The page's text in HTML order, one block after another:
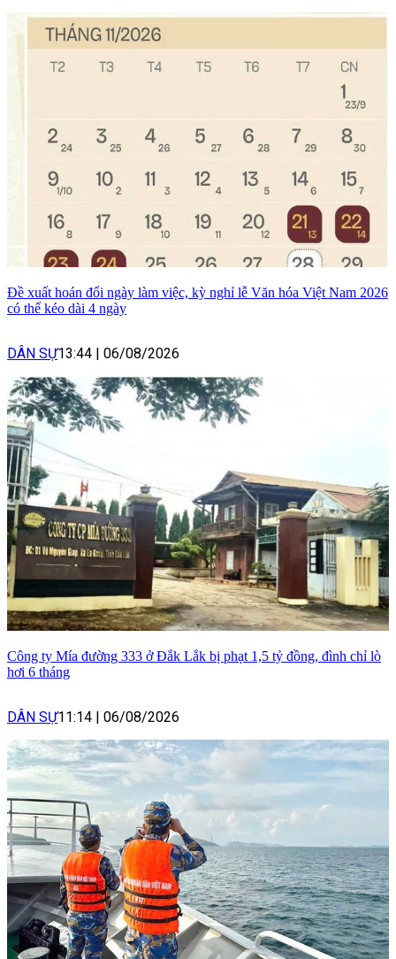
Đề xuất hoán đổi ngày làm việc, kỳ nghỉ lễ Văn hóa Việt Nam 2026
có thể kéo dài 4 ngày
DÂN SỰ13:44 | 06/08/2026
Công ty Mía đường 333 ở Đắk Lắk bị phạt 1,5 tỷ đồng, đình chỉ lò
hơi 6 tháng
DÂN SỰ11:14 | 06/08/2026